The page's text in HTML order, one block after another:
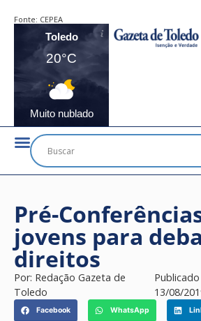
Fonte: CEPEA
Toledo
20°C
Muito nublado
Pré-
jovens para
direitos
Por: Redação Gazeta de
Toledo
13/08/
Facebook WhatsApp